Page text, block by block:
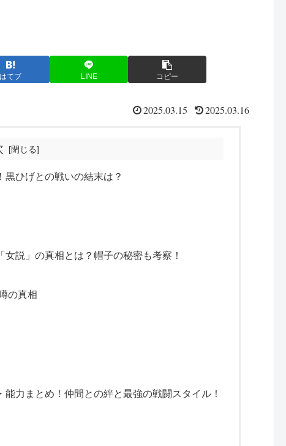
はてブ LINE コピー
2025.03.15 2025.03.16
ひげとの戦いの結末は？
説」の真相とは？帽子の秘密も考察！
の真相
力まとめ！仲間との絆と最強の戦闘スタイル！